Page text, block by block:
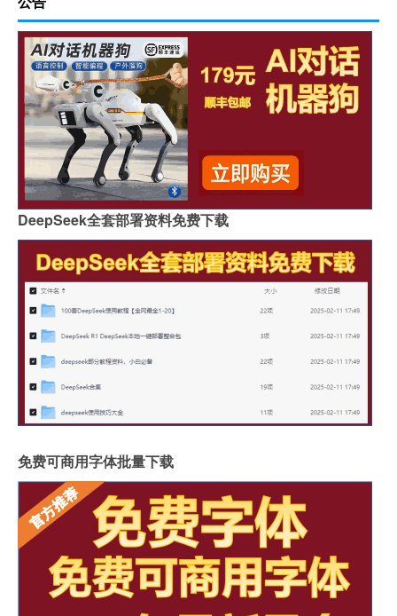
DeepSeek全套部署资料免费下载
免费可商用字体批量下载